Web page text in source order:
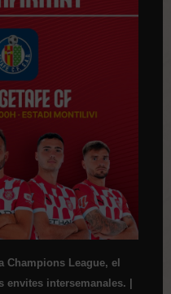
Champions League, el
envites intersemanales. |